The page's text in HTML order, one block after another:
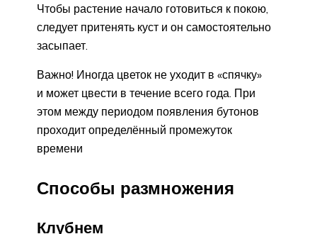
Чтобы растение начало готовиться к покою,
следует притенять куст и он самостоятельно
засыпает.
Важно! Иногда цветок не уходит в «спячку»
и может цвести в течение всего года. При
этом между периодом появления бутонов
проходит определённый промежуток
времени
Способы размножения
Клубнем